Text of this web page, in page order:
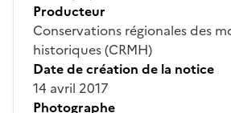
Producteur
Conservations régionales des
historiques (CRMH)
Date de création de la notice
14 avril 2017
Photographe